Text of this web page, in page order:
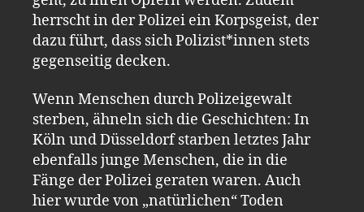
herrscht in der Polizei ein Korpsgeist, der
dazu führt, dass sich Polizist*innen stets
gegenseitig decken.
Wenn Menschen durch Polizeigewalt
sterben, ähneln sich die Geschichten: In
Köln und Düsseldorf starben letztes Jahr
ebenfalls junge Menschen, die in die
Fänge der Polizei geraten waren. Auch
hier wurde von „natürlichen“ Toden